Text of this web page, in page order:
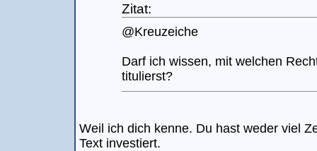
Zitat:
@Kreuzeiche
Darf ich wissen, mit welchen
titulierst?
Weil ich dich kenne. Du hast weder viel
Text investiert.